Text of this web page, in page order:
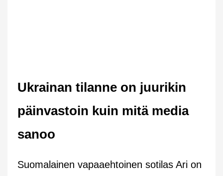
Ukrainan tilanne on juurikin
päinvastoin kuin mitä media
sanoo
Suomalainen vapaaehtoinen sotilas Ari on